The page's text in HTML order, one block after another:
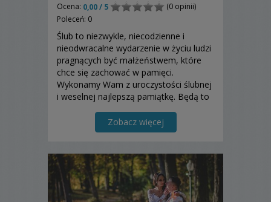
Ocena: 0,00 / 5
(0 opinii)
Poleceń: 0
Ślub to niezwykle, niecodzienne i
nieodwracalne wydarzenie w życiu ludzi
pragnących być małżeństwem, które
chce się zachować w pamięci.
Wykonamy Wam z uroczystości ślubnej
i weselnej najlepszą pamiątkę. Będą to
zdjęcia ślubne.Zobacz więcej